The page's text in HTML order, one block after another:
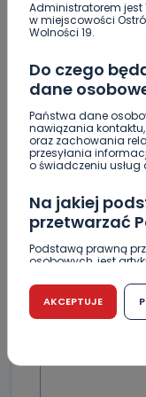
Administratorem jest
w miejscowości
Wolności 19.
Do czego
dane
Państwa dane
nawiązania
oraz zachowania
przesyłania
o świadczeniu usług
Na jakiej
przetwarzać
Podstawą prawną
osobowych, jest
r. w sprawie ochrony
przetwarzaniem
swobodnego
dyrektywy 95/46/WE
Czy jest
AKCEPTUJE
lepszego
Za miesiąc
Skomentuj
DOŁĄCZ DO
DODAJ